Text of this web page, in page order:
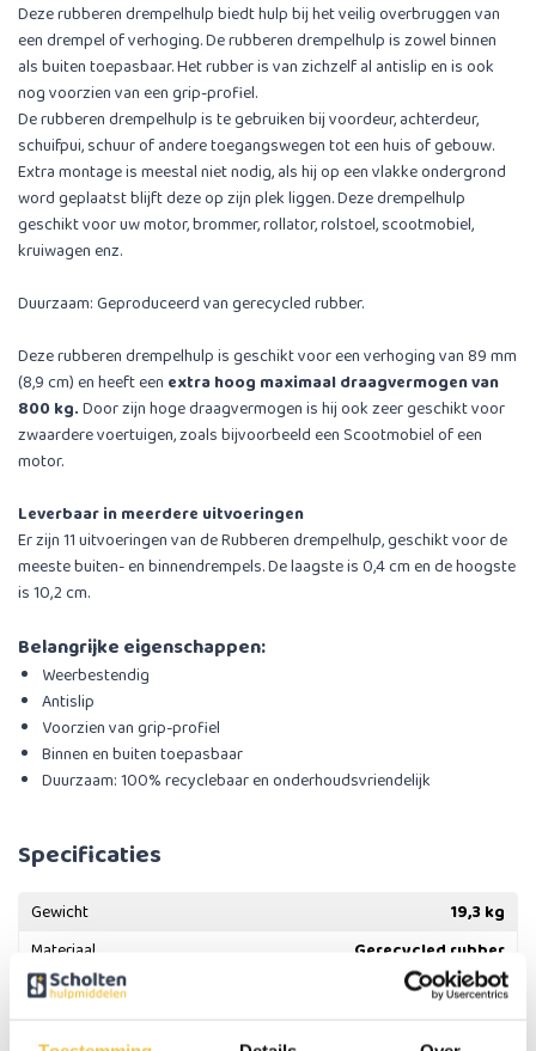
Deze rubberen drempelhulp biedt hulp bij het veilig overbruggen van
een drempel of verhoging. De rubberen drempelhulp is zowel binnen
als buiten toepasbaar. Het rubber is van zichzelf al antislip en is ook
nog voorzien van een grip-profiel.
De rubberen drempelhulp is te gebruiken bij voordeur, achterdeur,
schuifpui, schuur of andere toegangswegen tot een huis of gebouw.
Extra montage is meestal niet nodig, als hij op een vlakke ondergrond
word geplaatst blijft deze op zijn plek liggen. Deze drempelhulp
geschikt voor uw motor, brommer, rollator, rolstoel, scootmobiel,
kruiwagen enz.
Duurzaam: Geproduceerd van gerecycled rubber.
Deze rubberen drempelhulp is geschikt voor een verhoging van 89 mm
(8,9 cm) en heeft een extra hoog maximaal draagvermogen van
800 kg.​Door zijn hoge draagvermogen is hij ook zeer geschikt voor
zwaardere voertuigen, zoals bijvoorbeeld een Scootmobiel of een
motor.​
Leverbaar in meerdere uitvoeringen
Er zijn 11 uitvoeringen van de Rubberen drempelhulp, geschikt voor de
meeste buiten- en binnendrempels. De laagste is 0,4 cm en de hoogste
is 10,2 cm.
Belangrijke eigenschappen:
Weerbestendig
Antislip
Voorzien van grip-profiel
Binnen en buiten toepasbaar
Duurzaam: 100% recyclebaar en onderhoudsvriendelijk
Specificaties
Gewicht
19,3 kg
Materiaal
Gerecycled rubber
Geschik voor drempels met een maximale hoogte
8,9 cm - 89